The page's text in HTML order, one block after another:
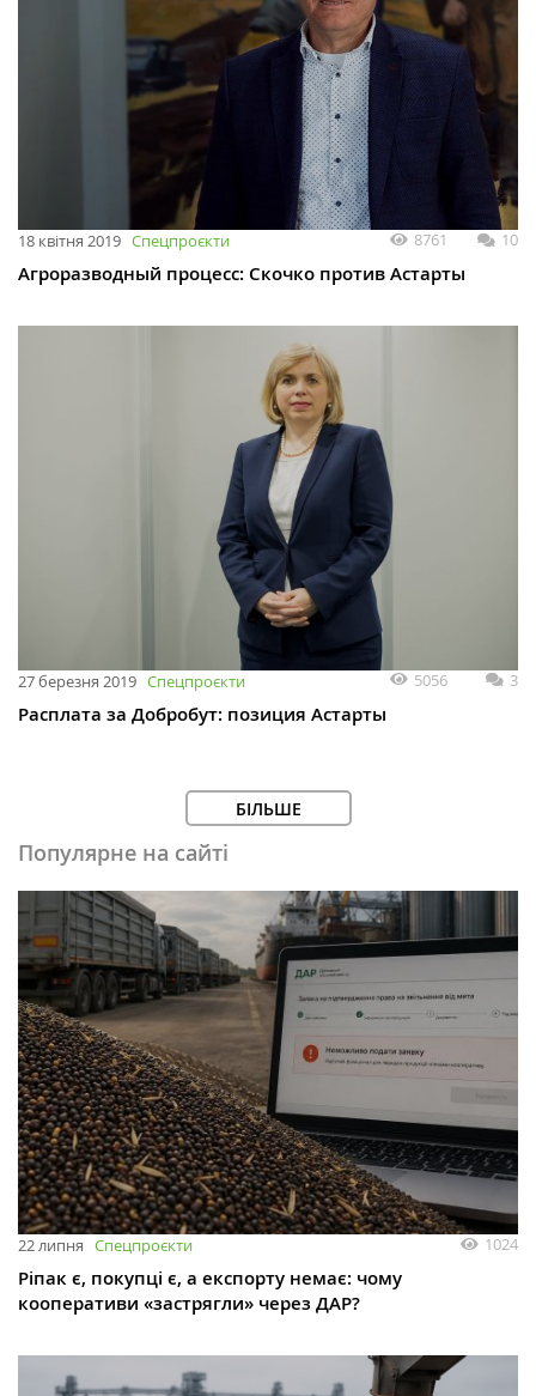
18 квітня 2019 Спецпроєкти 8761 10
Агроразводный процесс: Скочко против Астарты
27 березня 2019 Спецпроєкти 5056 3
Расплата за Добробут: позиция Астарты
БІЛЬШЕ
Популярне на сайті
22 липня Спецпроєкти 1024
Ріпак є, покупці є, а експорту немає: чому
кооперативи «застрягли» через ДАР?